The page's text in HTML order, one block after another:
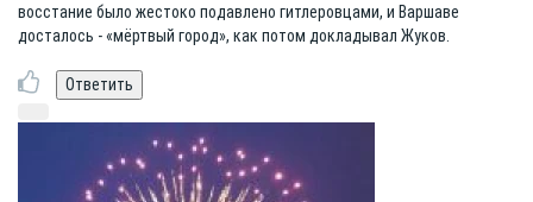
восстание было жестоко подавлено гитлеровцами, и Варшаве
досталось - «мёртвый город», как потом докладывал Жуков.